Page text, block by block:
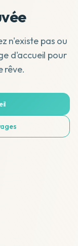
n'existe pas ou
d'accueil pour
rêve.